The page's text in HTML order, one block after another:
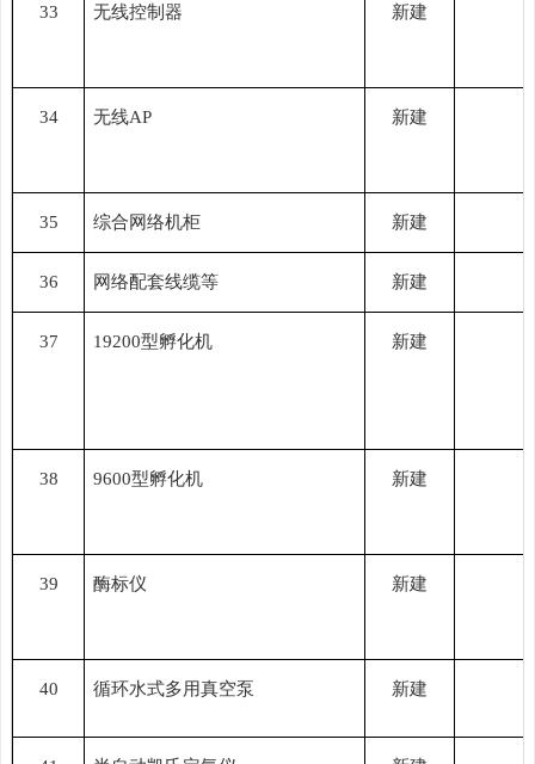
33 无线控制器 新建
34 无线AP 新建
35 综合网络机柜 新建
36 网络配套线缆等 新建
37 19200型孵化机 新建
38 9600型孵化机 新建
39 酶标仪 新建
40 循环水式多用真空泵 新建